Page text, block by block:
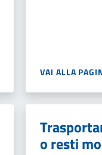
VAI ALLA
o resti